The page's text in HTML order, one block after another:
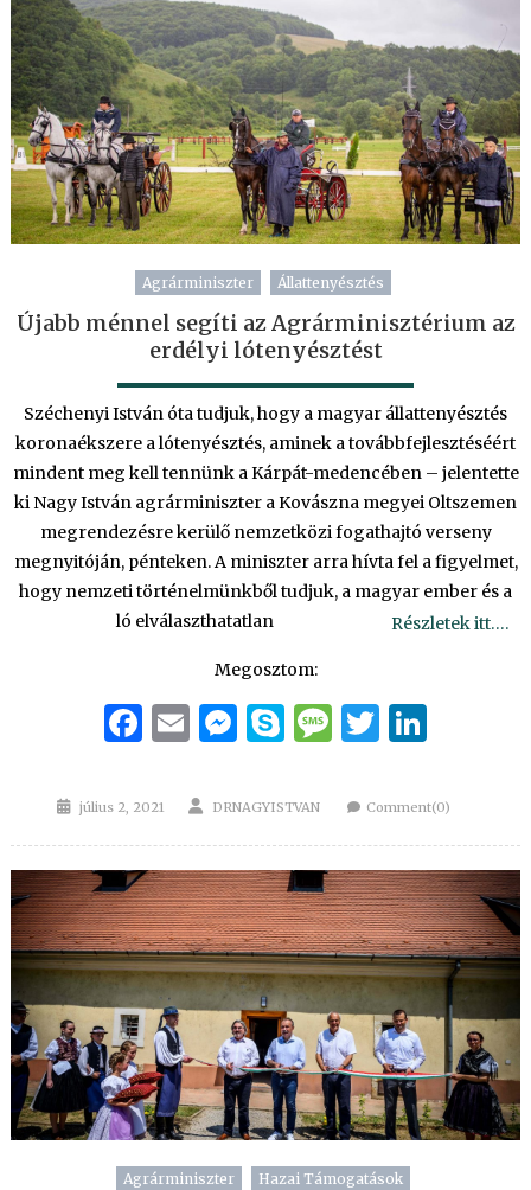
Agrárminiszter Állattenyésztés
Újabb ménnel segíti az Agrárminisztérium az
erdélyi lótenyésztést
Széchenyi István óta tudjuk, hogy a magyar állattenyésztés
koronaékszere a lótenyésztés, aminek a továbbfejlesztéséért
mindent meg kell tennünk a Kárpát-medencében – jelentette
ki Nagy István agrárminiszter a Kovászna megyei Oltszemen
megrendezésre kerülő nemzetközi fogathajtó verseny
megnyitóján, pénteken. A miniszter arra hívta fel a figyelmet,
hogy nemzeti történelmünkből tudjuk, a magyar ember és a
ló elválaszthatatlan
Részletek itt….
Megosztom:
Facebook
EmailMessenger
Skype
Message
Twitter
Posted
július 2, 2021 Author
DRNAGYISTVAN Comment(0)
Agrárminiszter Hazai Támogatások